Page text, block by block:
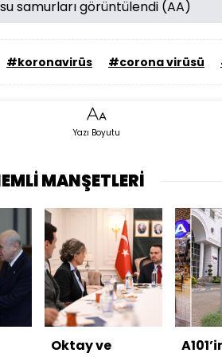
samurları görüntülendi (AA)
#koronavirüs #corona virüsü
Yazı Boyutu
MANŞETLERİ
Oktay ve